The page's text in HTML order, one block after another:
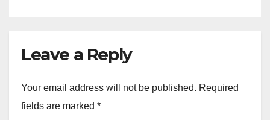
Leave a Reply
Your email address will not be published. Required
fields are marked *